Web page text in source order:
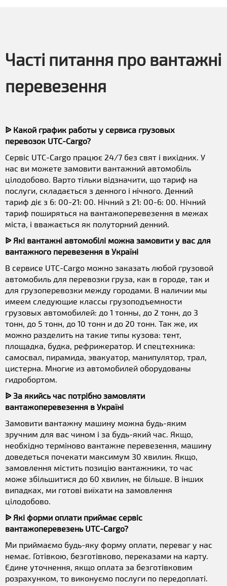
Часті питання про вантажні
перевезення
ᐉ Какой график работы у сервиса грузовых
перевозок UTC-Cargo?
Сервіс UTC-Cargo працює 24/7 без свят і вихідних. У
нас ви можете замовити вантажний автомобіль
цілодобово. Варто тільки відзначити, що тариф на
послуги, складається з денного і нічного. Денний
тариф діє з 6: 00-21: 00. Нічний з 21: 00-6: 00. Нічний
тариф поширяться на вантажоперевезення в межах
міста, і вважається як полуторний денний.
ᐉ Які вантажні автомобілі можна замовити у вас для
вантажного перевезення в Україні
В сервисе UTC-Cargo можно заказать любой грузовой
автомобиль для перевозки груза, как в городе, так и
для грузоперевозки между городами. В наличии мы
имеем следующие классы грузоподъемности
грузовых автомобилей: до 1 тонны, до 2 тонн, до 3
тонн, до 5 тонн, до 10 тонн и до 20 тонн. Так же, их
можно разделить на такие типы кузова: тент,
площадка, будка, рефрижератор. И спецтехника:
самосвал, пирамида, эвакуатор, манипулятор, трал,
цистерна. Многие из автомобилей оборудованы
гидробортом.
ᐉ За якийсь час потрібно замовляти
вантажоперевезення в Україні
Замовити вантажну машину можна будь-яким
зручним для вас чином і за будь-який час. Якщо,
необхідно терміново вантажне перевезення, машину
доведеться почекати максимум 30 хвилин. Якщо,
замовлення містить позицію вантажники, то час
може збільшитися до 60 хвилин, не більше. В інших
випадках, ми готові виїхати на замовлення
цілодобово.
ᐉ Які форми оплати приймає сервіс
вантажоперевезень UTC-Cargo?
Ми приймаємо будь-яку форму оплати, переваг у нас
немає. Готівкою, безготівково, переказами на карту.
Єдине уточнення, якщо оплата за безготівковим
розрахунком, то виконуємо послуги по передоплаті.